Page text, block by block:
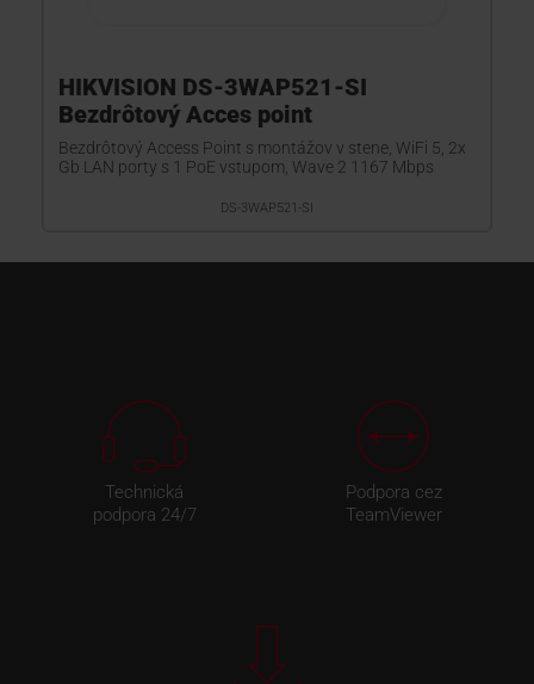
HIKVISION DS-3WAP521-SI
Bezdrôtový Acces point
Bezdrôtový Access Point s montážov v stene, WiFi 5, 2x
Gb LAN porty s 1 PoE vstupom, Wave 2 1167 Mbps
DS-3WAP521-SI
Technická
podpora 24/7
Podpora cez
TeamViewer